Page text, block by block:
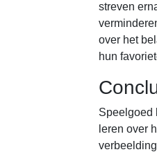
streven
over het
hun
Speelgoed
leren over